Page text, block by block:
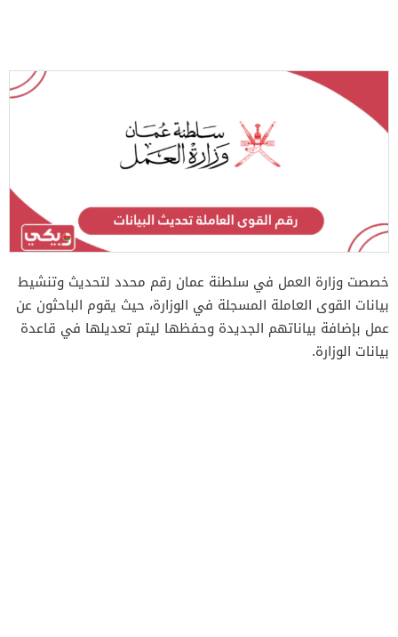
خصصت وزارة العمل في سلطنة عمان رقم محدد لتحديث وتنشيط
بيانات القوى العاملة المسجلة في الوزارة، حيث يقوم الباحثون عن
عمل بإضافة بياناتهم الجديدة وحفظها ليتم تعديلها في قاعدة
بيانات الوزارة.